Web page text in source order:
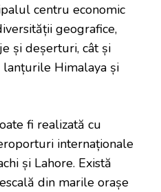
centru economic
geografice,
și deșerturi, cât și
Himalaya și
fi realizată cu
internaționale
și Lahore. Există
din marile orașe